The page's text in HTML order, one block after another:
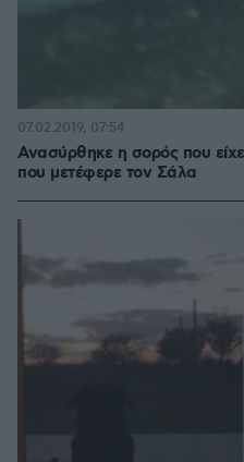
Ανασύρθηκε η σορός που
που μετέφερε τον Σάλα
07.02.2019, 07:54